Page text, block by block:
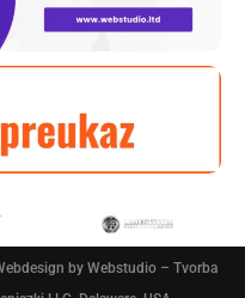
by Webstudio – Tvorba